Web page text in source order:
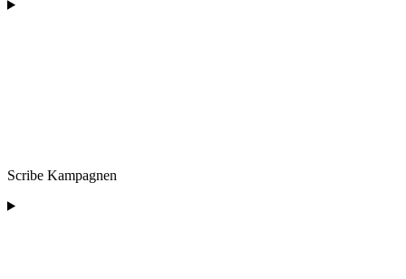
Scribe Kampagnen